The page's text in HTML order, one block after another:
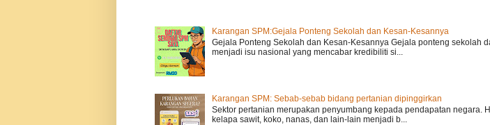
Karangan SPM:Gejala Ponteng Sekolah dan Kesan-Kesannya
Gejala Ponteng Sekolah dan Kesan-Kesannya Gejala ponteng sekolah
menjadi isu nasional yang mencabar kredibiliti si...
Karangan SPM: Sebab-sebab bidang pertanian dipinggirkan
Sektor pertanian merupakan penyumbang kepada pendapatan negara.
kelapa sawit, koko, nanas, dan lain-lain menjadi b...